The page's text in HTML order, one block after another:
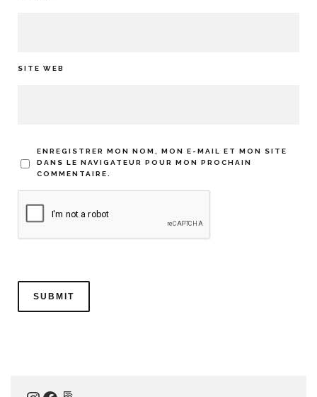
SITE WEB
ENREGISTRER MON NOM, MON E-MAIL ET MON SITE
DANS LE NAVIGATEUR POUR MON PROCHAIN
COMMENTAIRE.